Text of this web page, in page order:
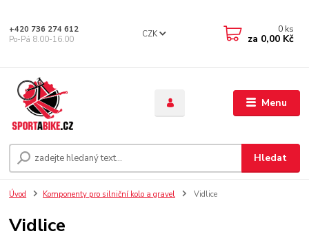
Menu
CZK
Hledat
+420 736 274 612
Po-Pá 8.00-16.00
0 ks
za 0,00 Kč
Úvod Komponenty pro silniční kolo a gravel Vidlice
Vidlice